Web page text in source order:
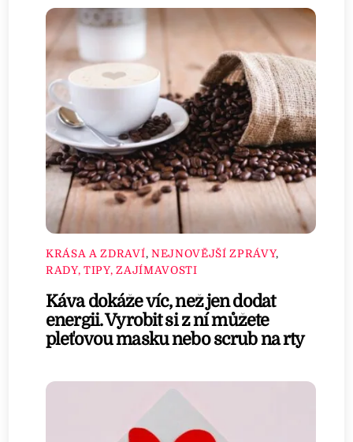
KRÁSA A ZDRAVÍ, NEJNOVĚJŠÍ ZPRÁVY,
RADY, TIPY, ZAJÍMAVOSTI
Káva dokáže víc, než jen dodat
energii. Vyrobit si z ní můžete
pleťovou masku nebo scrub na rty